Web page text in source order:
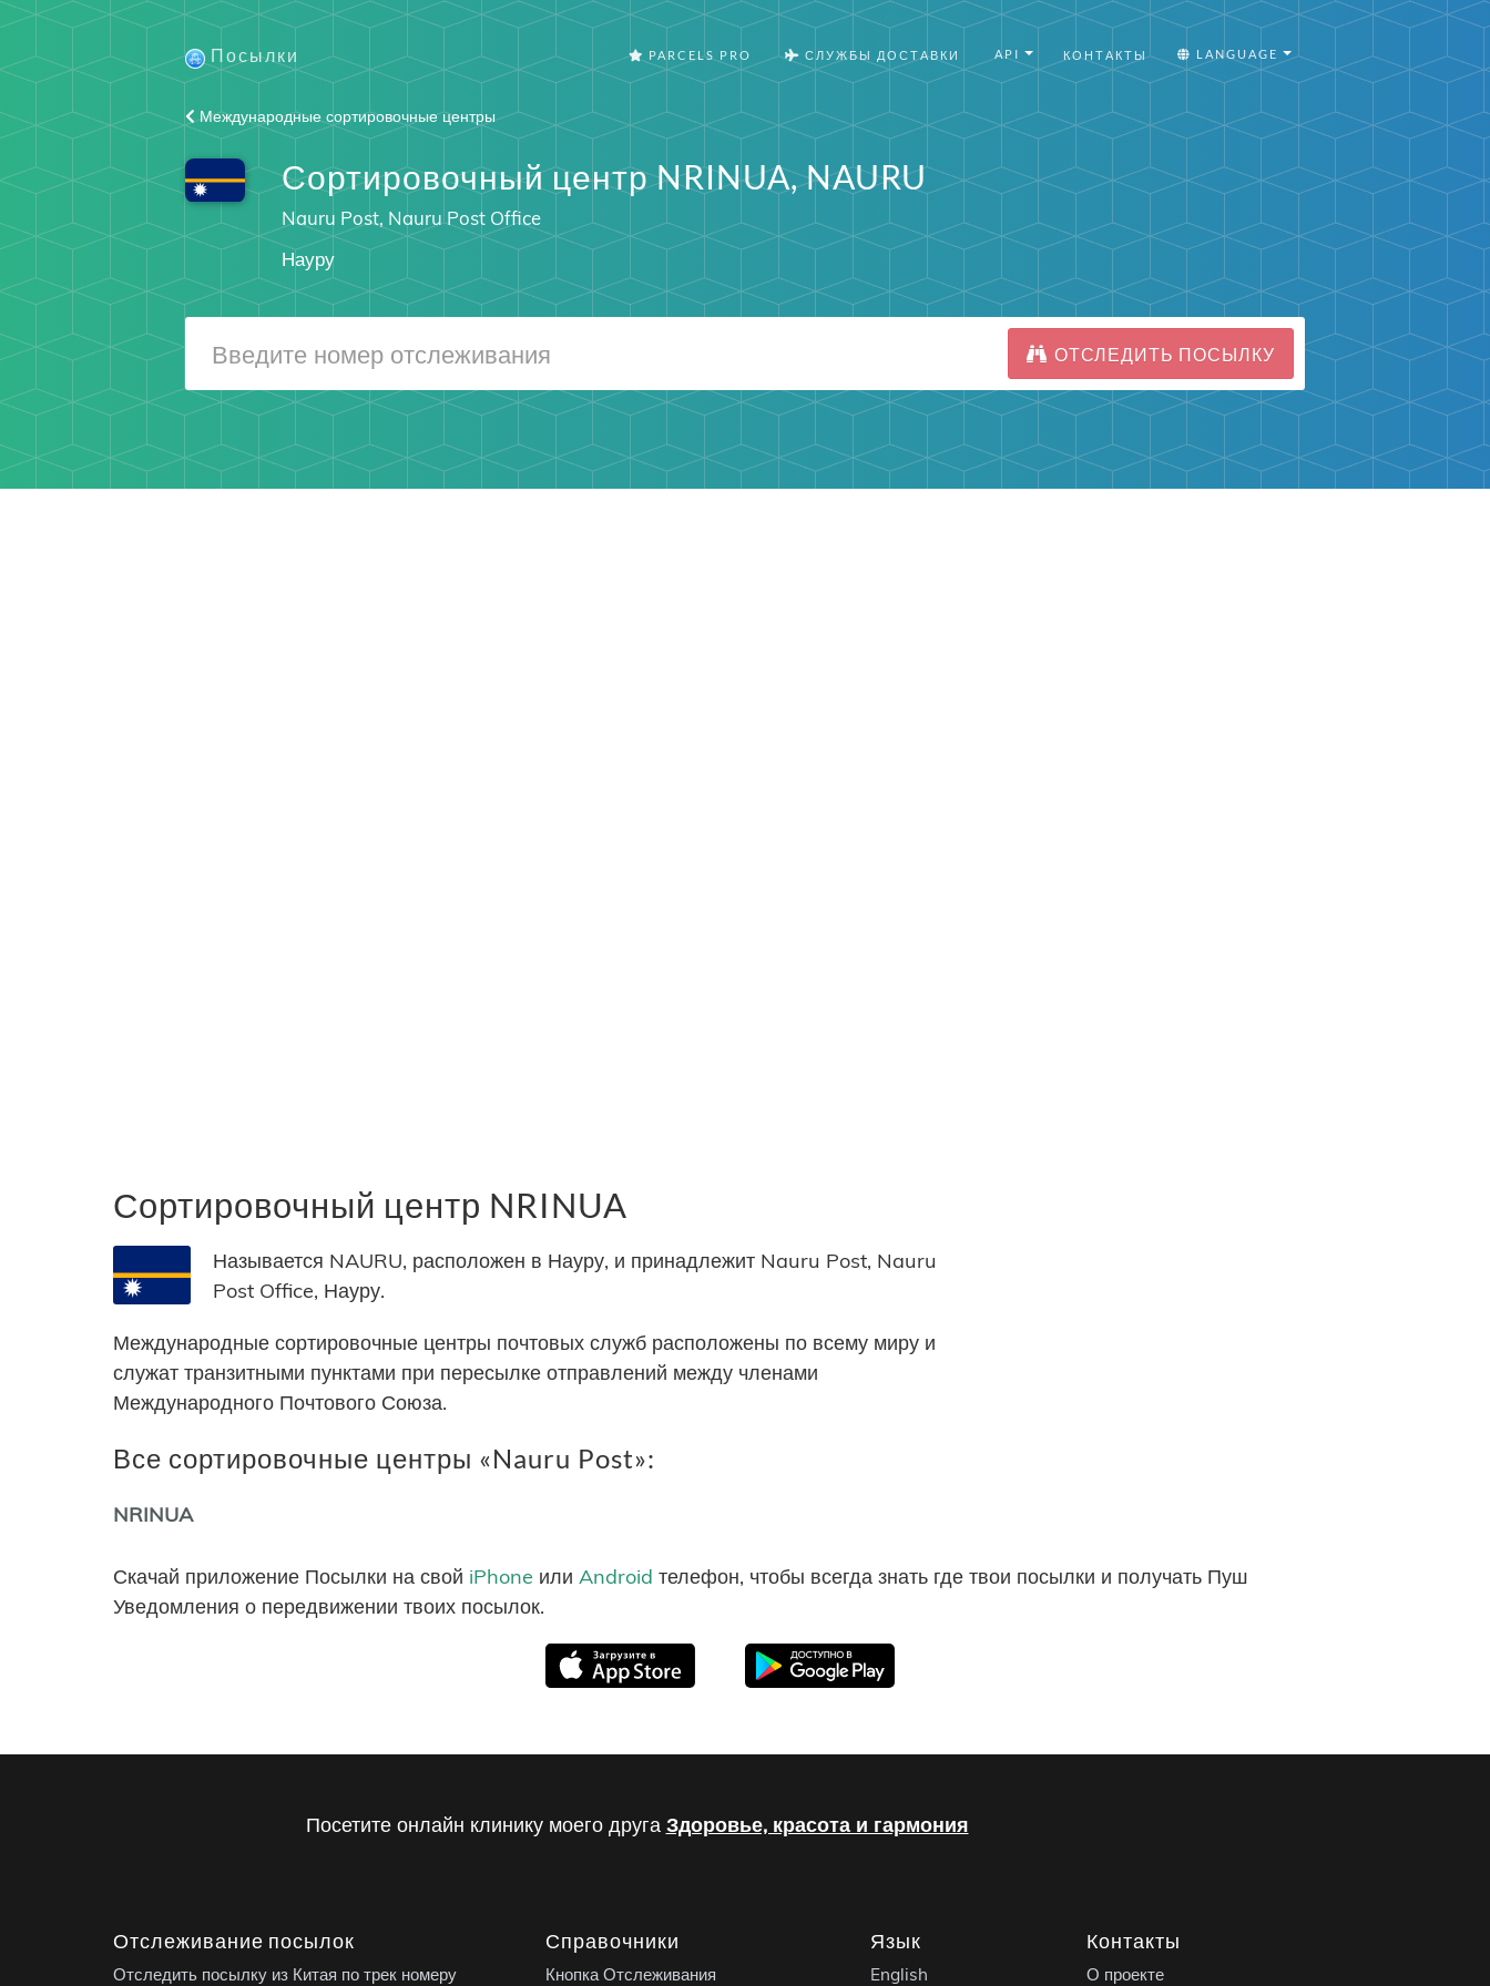
Посылки PARCELS PRO СЛУЖБЫ ДОСТАВКИ API КОНТАКТЫ LANGUAGE
Международные сортировочные центры
Сортировочный центр NRINUA, NAURU
Nauru Post, Nauru Post Office
Науру
ОТСЛЕДИТЬ ПОСЫЛКУ
Сортировочный центр NRINUA
Называется NAURU, расположен в Науру, и принадлежит Nauru Post, Nauru
Post Office, Науру.
Международные сортировочные центры почтовых служб расположены по всему миру и
служат транзитными пунктами при пересылке отправлений между членами
Международного Почтового Союза.
Все сортировочные центры «Nauru Post»:
NRINUA
Скачай приложение Посылки на свой iPhone или Android телефон, чтобы всегда знать где твои посылки и получать Пуш
Уведомления о передвижении твоих посылок.
Посетите онлайн клинику моего друга Здоровье, красота и гармония
Отслеживание посылок
Отследить посылку из Китая по трек номеру
Справочники
Кнопка Отслеживания
Язык
English
Контакты
О проекте